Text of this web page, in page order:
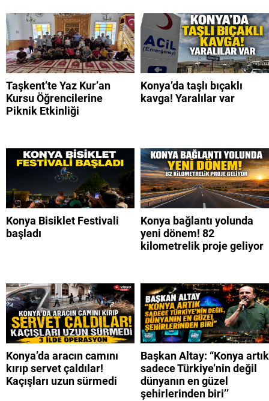
Taşkent’te Yaz Kur’an
Kursu Öğrencilerine
Piknik Etkinliği
Konya’da taşlı bıçaklı
kavga! Yaralılar var
Konya Bisiklet Festivali
başladı
Konya bağlantı yolunda
yeni dönem! 82
kilometrelik proje geliyor
Konya’da aracın camını
kırıp servet çaldılar!
Kaçışları uzun sürmedi
Başkan Altay: “Konya artık
sadece Türkiye’nin değil
dünyanın en güzel
şehirlerinden biri’’